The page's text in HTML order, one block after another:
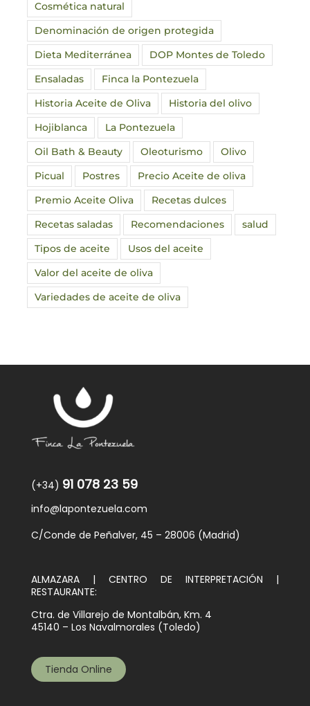
Cosmética natural
Denominación de origen protegida
Dieta Mediterránea DOP Montes de Toledo
Ensaladas Finca la Pontezuela
Historia Aceite de Oliva Historia del olivo
Hojiblanca La Pontezuela
Oil Bath & Beauty Oleoturismo Olivo
Picual Postres Precio Aceite de oliva
Premio Aceite Oliva Recetas dulces
Recetas saladas Recomendaciones salud
Tipos de aceite Usos del aceite
Valor del aceite de oliva
Variedades de aceite de oliva
(+34) 91 078 23 59
info@lapontezuela.com
C/Conde de Peñalver, 45 – 28006 (Madrid)
ALMAZARA | CENTRO DE INTERPRETACIÓN |
RESTAURANTE:
Ctra. de Villarejo de Montalbán, Km. 4
45140 – Los Navalmorales (Toledo)
Tienda Online